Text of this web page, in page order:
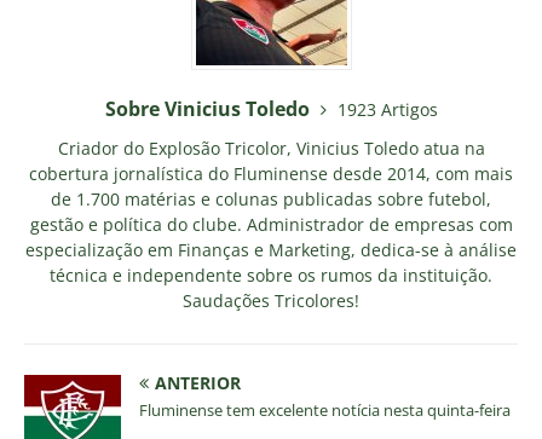
Sobre Vinicius Toledo
1923 Artigos
Criador do Explosão Tricolor, Vinicius Toledo atua na
cobertura jornalística do Fluminense desde 2014, com mais
de 1.700 matérias e colunas publicadas sobre futebol,
gestão e política do clube. Administrador de empresas com
especialização em Finanças e Marketing, dedica-se à análise
técnica e independente sobre os rumos da instituição.
Saudações Tricolores!
ANTERIOR
Fluminense tem excelente notícia nesta quinta-feira